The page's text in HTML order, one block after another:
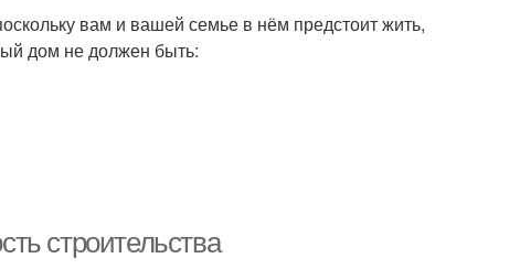
вам и вашей семье в нём предстоит жить,
дом не должен быть:
строительства